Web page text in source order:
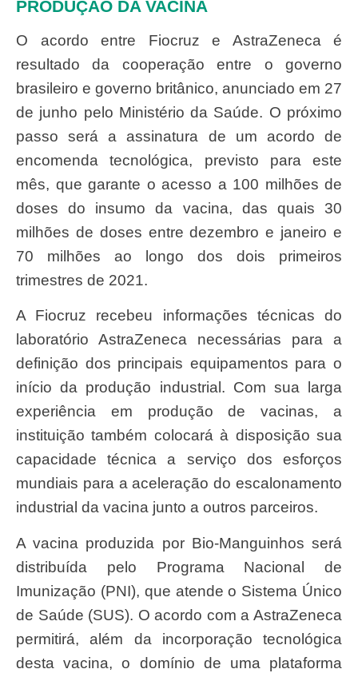
PRODUÇÃO DA VACINA
O acordo entre Fiocruz e AstraZeneca é
resultado da cooperação entre o governo
brasileiro e governo britânico, anunciado em 27
de junho pelo Ministério da Saúde. O próximo
passo será a assinatura de um acordo de
encomenda tecnológica, previsto para este
mês, que garante o acesso a 100 milhões de
doses do insumo da vacina, das quais 30
milhões de doses entre dezembro e janeiro e
70 milhões ao longo dos dois primeiros
trimestres de 2021.
A Fiocruz recebeu informações técnicas do
laboratório AstraZeneca necessárias para a
definição dos principais equipamentos para o
início da produção industrial. Com sua larga
experiência em produção de vacinas, a
instituição também colocará à disposição sua
capacidade técnica a serviço dos esforços
mundiais para a aceleração do escalonamento
industrial da vacina junto a outros parceiros.
A vacina produzida por Bio-Manguinhos será
distribuída pelo Programa Nacional de
Imunização (PNI), que atende o Sistema Único
de Saúde (SUS). O acordo com a AstraZeneca
permitirá, além da incorporação tecnológica
desta vacina, o domínio de uma plataforma